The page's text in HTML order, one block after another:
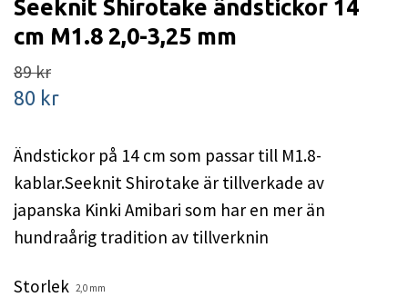
Seeknit Shirotake ändstickor 14
cm M1.8 2,0-3,25 mm
89 kr
80 kr
Ändstickor på 14 cm som passar till M1.8-
kablar.Seeknit Shirotake är tillverkade av
japanska Kinki Amibari som har en mer än
hundraårig tradition av tillverknin
Storlek 2,0 mm